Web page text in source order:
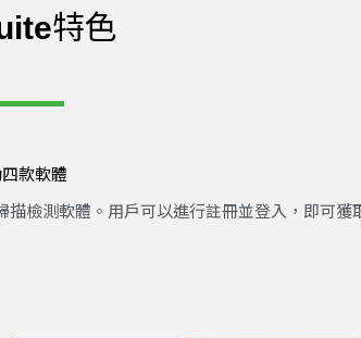
特色
款軟體
檢測軟體。用戶可以進行註冊並登入，即可獲